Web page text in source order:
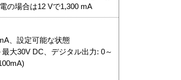
の場合は12 Vで1,300 mA
、設定可能な状態
大30V DC、デジタル出力: 0～